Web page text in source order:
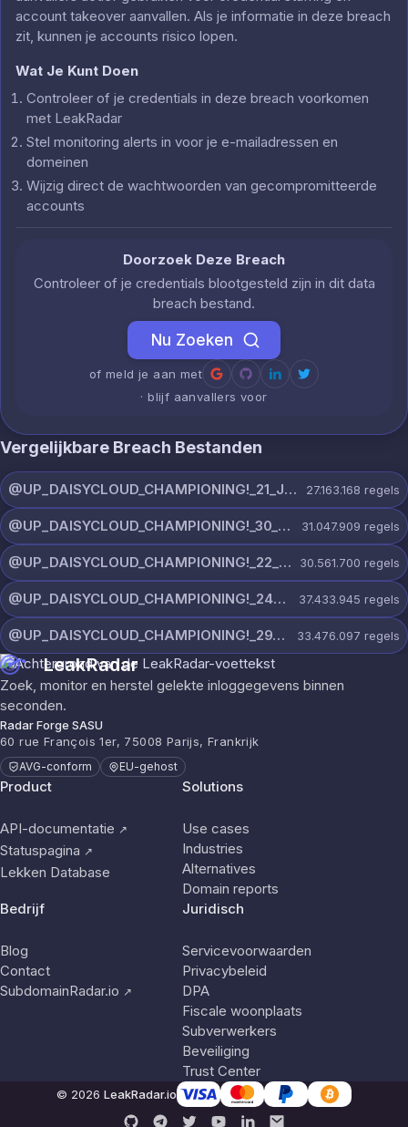
account takeover aanvallen. Als je informatie in deze breach
zit, kunnen je accounts risico lopen.
Wat Je Kunt Doen
Controleer of je credentials in deze breach voorkomen
met LeakRadar
Stel monitoring alerts in voor je e-mailadressen en
domeinen
Wijzig direct de wachtwoorden van gecompromitteerde
accounts
Doorzoek Deze Breach
Controleer of je credentials blootgesteld zijn in dit data
breach bestand.
Nu Zoeken
of meld je aan met
· blijf aanvallers voor
Vergelijkbare Breach Bestanden
@UP_DAISYCLOUD_CHAMPIONING!_21_JULY_5150_ON_CHANNEL.rar 27.163.168 regels
@UP_DAISYCLOUD_CHAMPIONING!_30_JULY_5378_ON_CHANNEL.rar 31.047.909 regels
@UP_DAISYCLOUD_CHAMPIONING!_22_JULY_5828_ON_CHANNEL.rar 30.561.700 regels
@UP_DAISYCLOUD_CHAMPIONING!_24_JULY_5440_ON_CHANNEL.rar 37.433.945 regels
@UP_DAISYCLOUD_CHAMPIONING!_29_JULY_5829_ON_CHANNEL.rar 33.476.097 regels
LeakRadar
Zoek, monitor en herstel gelekte inloggegevens binnen
seconden.
Radar Forge SASU
60 rue François 1er, 75008 Parijs, Frankrijk
AVG-conform EU-gehost
Product
API-documentatie ↗
Statuspagina ↗
Lekken Database
Solutions
Use cases
Industries
Alternatives
Domain reports
Bedrijf
Blog
Contact
SubdomainRadar.io ↗
Juridisch
Servicevoorwaarden
Privacybeleid
DPA
Fiscale woonplaats
Subverwerkers
Beveiliging
Trust Center
© 2026 LeakRadar.io